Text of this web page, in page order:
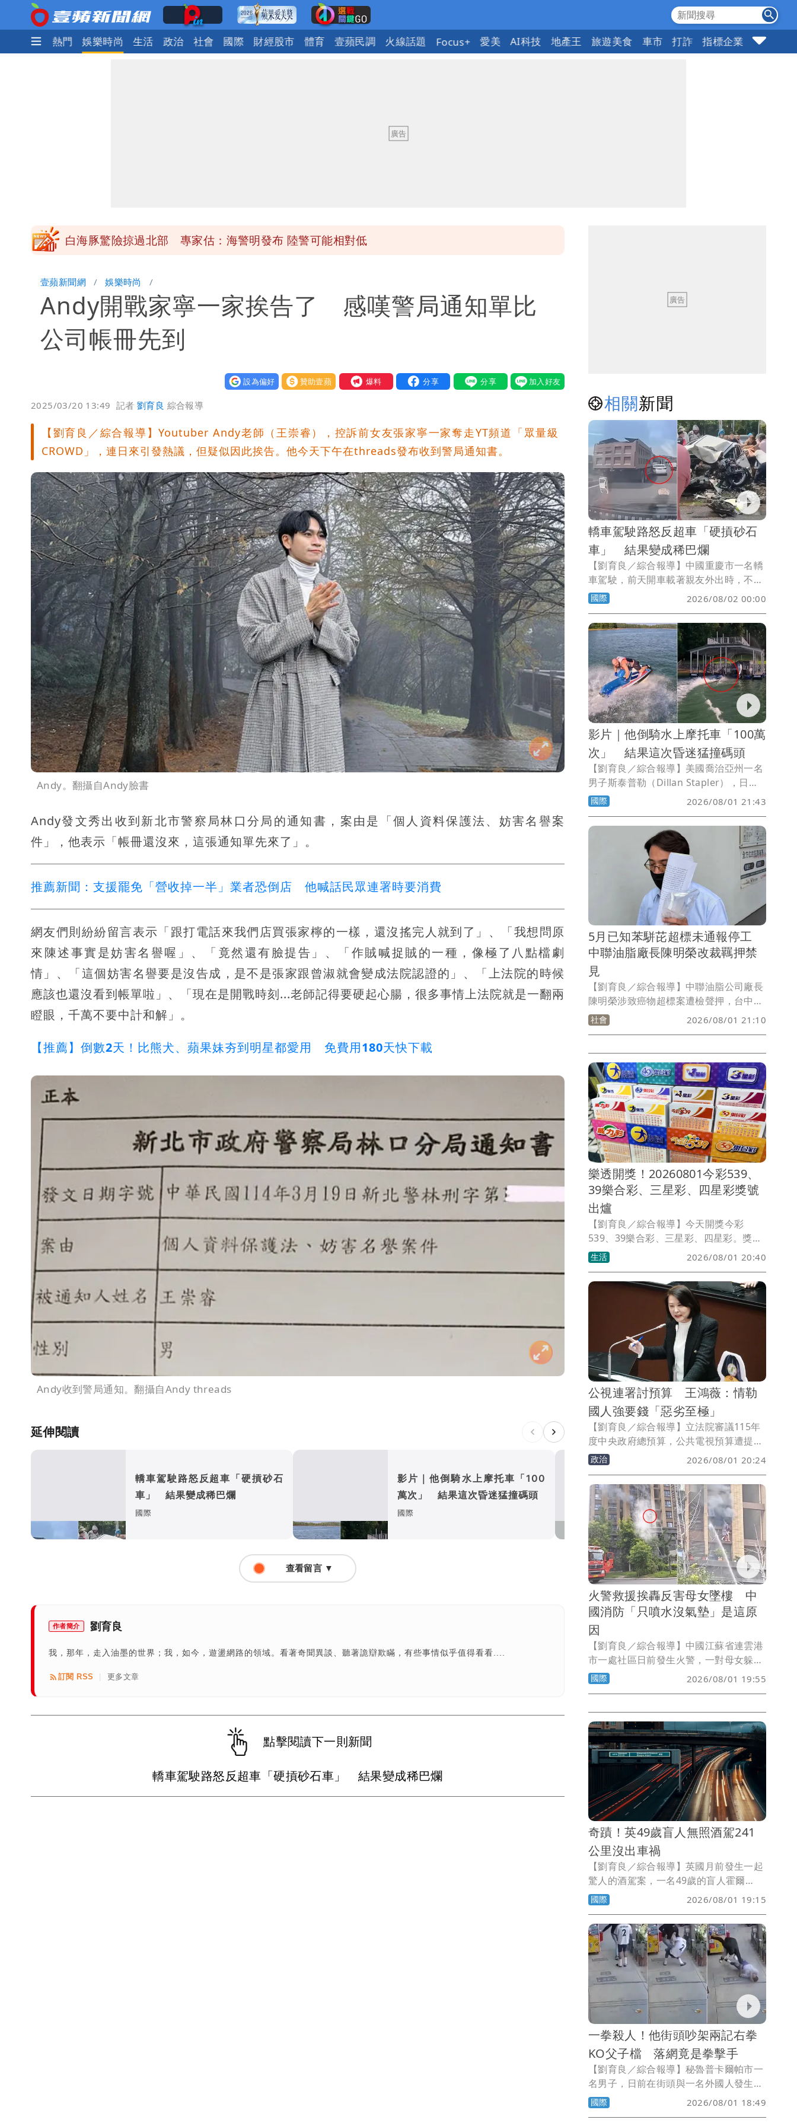
焦點 熱門 娛樂時尚 生活 政治 社會 國際 財經股市 體育 壹蘋民調 火線話題 Focus+ 愛美 AI科技 地產王 旅遊美食 車市 打詐 指標企業 壹蘋頭家
白海豚驚險掠過北部 專家估：海警明發布 陸警可能相對低
白海豚颱風逼近！鄭明典示警「恐遇黑潮變強」 路徑分歧藏警訊：不利強度維持
壹蘋新聞網 娛樂時尚
Andy開戰家寧一家挨告了 感嘆警局通知單比
公司帳冊先到
設為偏好 贊助壹蘋 我要爆料
2025/03/20 13:49 記者劉育良 綜合報導
【劉育良／綜合報導】Youtuber Andy老師（王崇睿），控訴前女友張家寧一家奪走YT頻道「眾量級
CROWD」，連日來引發熱議，但疑似因此挨告。他今天下午在threads發布收到警局通知書。
Andy。翻攝自Andy臉書
Andy發文秀出收到新北市警察局林口分局的通知書，案由是「個人資料保護法、妨害名譽案
件」，他表示「帳冊還沒來，這張通知單先來了」。
推薦新聞：支援罷免「營收掉一半」業者恐倒店 他喊話民眾連署時要消費
網友們則紛紛留言表示「跟打電話來我們店買張家檸的一樣，還沒搖完人就到了」、「我想問原
來陳述事實是妨害名譽喔」、「竟然還有臉提告」、「作賊喊捉賊的一種，像極了八點檔劇
情」、「這個妨害名譽要是沒告成，是不是張家跟曾淑就會變成法院認證的」、「上法院的時候
應該也還沒看到帳單啦」、「現在是開戰時刻...老師記得要硬起心腸，很多事情上法院就是一翻兩
瞪眼，千萬不要中計和解」。
【推薦】倒數2天！比熊犬、蘋果妹夯到明星都愛用 免費用180天快下載
Andy收到警局通知。翻攝自Andy threads
延伸閱讀
轎車駕駛路怒反超車「硬摃砂石
車」 結果變成稀巴爛
國際
影片｜他倒騎水上摩托車「100
萬次」 結果這次昏迷猛撞碼頭
國際
5月已知苯駢芘超標未通報
中聯油脂廠長陳明榮改裁羈
見
社會
查看留言 ▼
作者簡介 劉育良
我，那年，走入油墨的世界；我，如今，遊盪網路的領域。看著奇聞異談、聽著詭辯欺瞞，有些事情似乎值得看看....
訂閱 RSS 更多文章
點擊閱讀下一則新聞
轎車駕駛路怒反超車「硬摃砂石車」 結果變成稀巴爛
相關新聞
轎車駕駛路怒反超車「硬摃砂石
車」 結果變成稀巴爛
【劉育良／綜合報導】中國重慶市一名轎
車駕駛，前天開車載著親友外出時，不滿
一輛砂石車突然切換車道擋路，立即決定
反超回來，結果馬上被砂石車撞得支離破
碎，所幸車上人員都沒有生命危險。
國際 2026/08/02 00:00
影片｜他倒騎水上摩托車「100萬
次」 結果這次昏迷猛撞碼頭
【劉育良／綜合報導】美國喬治亞州一名
男子斯泰普勒（Dillan Stapler），日前
與朋友們一起騎乘水上摩托車時，秀了一
手「倒著騎」的特技，想不到竟然騎到直
接撞向碼頭，所幸朋友即時救援，他雖然
受傷但已無大礙。
國際 2026/08/01 21:43
5月已知苯駢芘超標未通報停工
中聯油脂廠長陳明榮改裁羈押禁
見
【劉育良／綜合報導】中聯油脂公司廠長
陳明榮涉致癌物超標案遭檢聲押，台中地
院認定他今年5月即透過台糖公司得知苯
駢芘超標而未停工，今天改裁收押禁見；
社會 2026/08/01 21:10
樂透開獎！20260801今彩539、
39樂合彩、三星彩、四星彩獎號
出爐
【劉育良／綜合報導】今天開獎今彩
539、39樂合彩、三星彩、四星彩。獎號
如有誤植，請以開獎單位公告為準。
生活 2026/08/01 20:40
公視連署討預算 王鴻薇：情勒
國人強要錢「惡劣至極」
【劉育良／綜合報導】立法院審議115年
度中央政府總預算，公共電視預算遭提案
凍刪逾10億元，公視、小公視及公視台語
台等發起「公視是全體國民的公視，籲請
立委勿凍刪預算」連署。國民黨立委王鴻
薇抨擊，用這種手法「強要」國家預算，
惡劣至極。
政治 2026/08/01 20:24
火警救援挨轟反害母女墜樓 中
國消防「只噴水沒氣墊」是這原
因
【劉育良／綜合報導】中國江蘇省連雲港
市一處社區日前發生火警，一對母女躲在
5樓窗外避免被火焰灼燒，消防員到場營
救時沒有雲梯、沒有氣墊，只是不斷地朝
時疑似濕滑失手墜樓，3歲女兒死亡、42
歲母親命危，救援過程引發爭議。5天後
當地消防終於說明原因，強調已經盡力營
救。
國際 2026/08/01 19:55
奇蹟！英49歲盲人無照酒駕241
公里沒出車禍
【劉育良／綜合報導】英國月前發生一起
驚人的酒駕案，一名49歲的盲人霍爾
（Anthony Hall），酒後偷開伴侶的汽車
出門，憑藉著跟隨大卡車尾燈行駛，竟然
150英里（約241公里）都沒有出車禍。
國際 2026/08/01 19:15
一拳殺人！他街頭吵架兩記右拳
KO父子檔 落網竟是拳擊手
【劉育良／綜合報導】秘魯普卡爾帕市一
名男子，日前在街頭與一名外國人發生爭
執，上前斥罵對方時，被一記右拳朝臉部
重擊，倒地後當場死亡。男子的父親見兒
國際 2026/08/01 18:49